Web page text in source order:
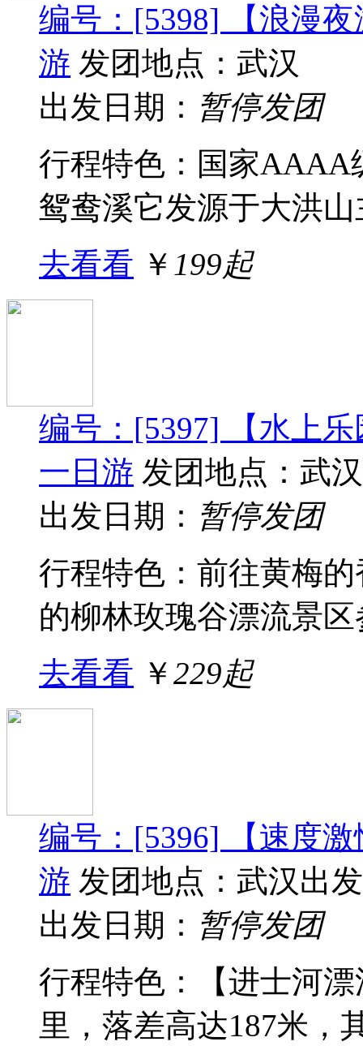
编号：[5398] 【浪漫
游 发团地点：武汉
出发日期： 暂停发团
行程特色：国家AAAA
鸳鸯溪它发源于大洪
去看看 ￥ 199起
编号：[5397] 【水上
一日游 发团地点：武
出发日期： 暂停发团
行程特色：前往黄梅
的柳林玫瑰谷漂流景
去看看 ￥229起
编号：[5396] 【速度
游 发团地点：武汉出发
出发日期： 暂停发团
行程特色：【进士河
里，落差高达187米，